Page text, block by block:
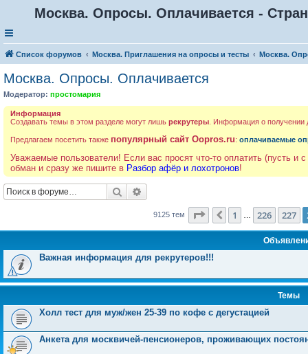
Москва. Опросы. Оплачивается -
Список форумов Москва. Приглашения на опросы и тесты Москва.
Москва. Опросы. Оплачивается
Модератор: простомария
Информация
Создавать темы в этом разделе могут лишь рекрутеры . Информация о получении
Предлагаем посетить также популярный сайт Oopros.ru: оплачиваемые
Уважаемые пользователи! Если вас просят что-то оплатить (пусть и
обман и сразу же пишите в Разбор афёр и лохотронов!
Поиск
9125 тем Страница 228из 365
Пред.
1 226 227
Важная информация для рекрутеров!!!
Темы
Холл тест для муж/жен 25-39 по кофе с дегустацией
Анкета для москвичей-пенсионеров, проживающих